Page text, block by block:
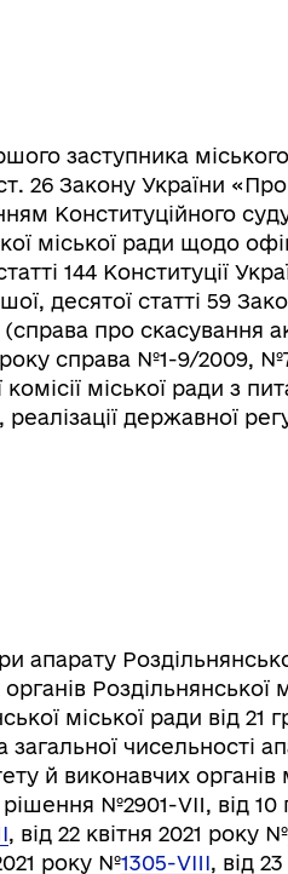
Інформаційна безпека та
технічний захист інформації
Радіаційний фон
заступника
26 Закону України
Конституційного
міської ради щодо
144 Конституції
десятої статті 59
про скасування
року справа №1-9/2009,
міської ради з
державної
апарату
Роздільнянської
міської ради від 21
чисельності
й виконавчих органів
№2901-VII, від
, від 22 квітня 2021 року №
року №1305-VIII, від